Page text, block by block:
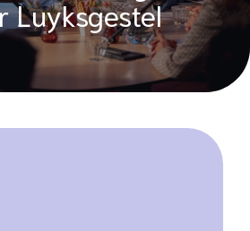
Luyksgestel